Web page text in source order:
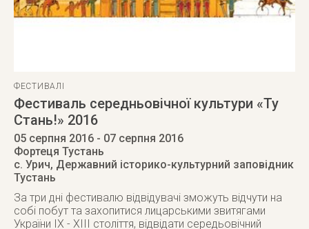
ФЕСТИВАЛІ
Фестиваль середньовічної культури «Ту
Стань!» 2016
05 серпня 2016 - 07 серпня 2016
Фортеця Тустань
с. Урич, Державний історико-культурний заповідник
Тустань
За три дні фестивалю відвідувачі зможуть відчути на
собі побут та захопитися лицарськими звитягами
України ІХ - ХІІІ століття, відвідати середьовічний